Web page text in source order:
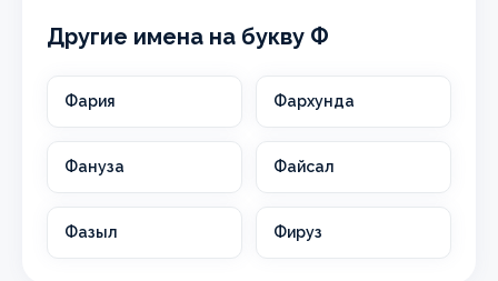
Другие имена на букву Ф
Фария Фархунда
Фануза Файсал
Фазыл Фируз